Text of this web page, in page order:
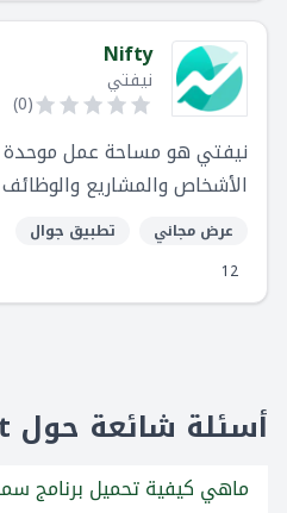
Nifty
نيفتي
(
0
)
نيفتي هو مساحة عمل
الأشخاص والمشاريع
الدردشة والمهام والأهداف
مكان واحد - يتيح لك نيفتي
تضيع الزمن في إدارة آلأدوات.
عرض مجاني
تطبيق جوال
12
أسئلة شائعة حول Smartsheet
ماهي كيفية تحميل برنامج